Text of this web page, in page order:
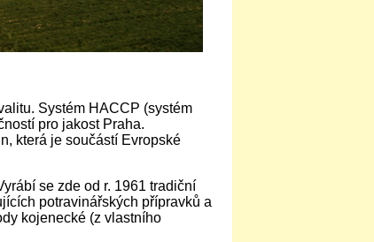
Systém HACCP (systém
pro jakost Praha.
která je součástí Evropské
se zde od r. 1961 tradiční
potravinářských přípravků a
kojenecké (z vlastního